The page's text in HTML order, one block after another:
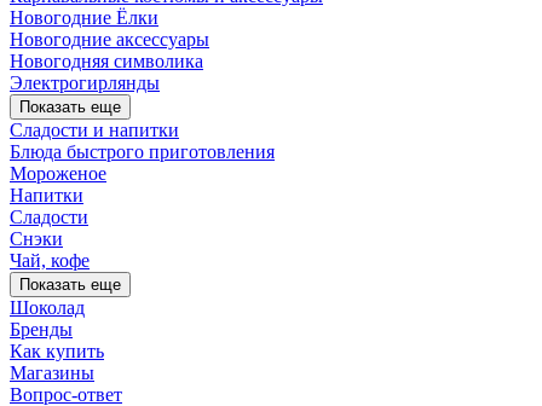
Новогодние Ёлки
Новогодние аксессуары
Новогодняя символика
Электрогирлянды
Показать еще
Сладости и напитки
Блюда быстрого приготовления
Мороженое
Напитки
Сладости
Снэки
Чай, кофе
Показать еще
Шоколад
Бренды
Как купить
Магазины
Вопрос-ответ